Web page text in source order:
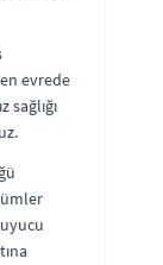
evrede